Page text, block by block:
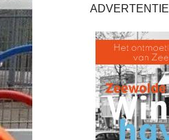
ADVERTENTIE